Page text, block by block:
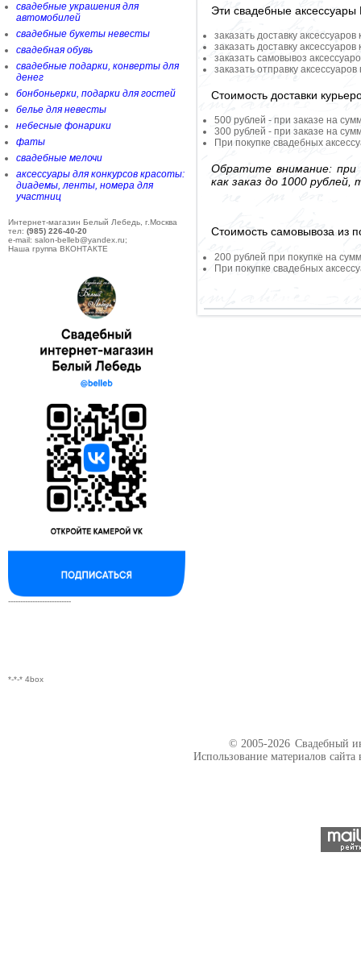
свадебные украшения для
автомобилей
свадебные букеты невесты
свадебная обувь
свадебные подарки, конверты для
денег
бонбоньерки, подарки для гостей
белье для невесты
небесные фонарики
фаты
свадебные мелочи
аксессуары для конкурсов красоты:
диадемы, ленты, номера для
участниц
Интернет-магазин Белый Лебедь, г.Москва
тел: (985) 226-40-20
e-mail: salon-belleb@yandex.ru;
Наша группа ВКОНТАКТЕ
--------------------------
*-*-* 4box
Эти свадебные
заказать доставку
заказать доставку
заказать самовывоз
заказать отправку
Стоимость доставки
500 рублей - при заказе на
300 рублей - при заказе на
При покупке свадебных
Обратите внимание: при
как заказ до 1000
Стоимость самовывоза из
200 рублей при покупке на
При покупке свадебных
© 2005-2026 Свадебный
Использование материалов